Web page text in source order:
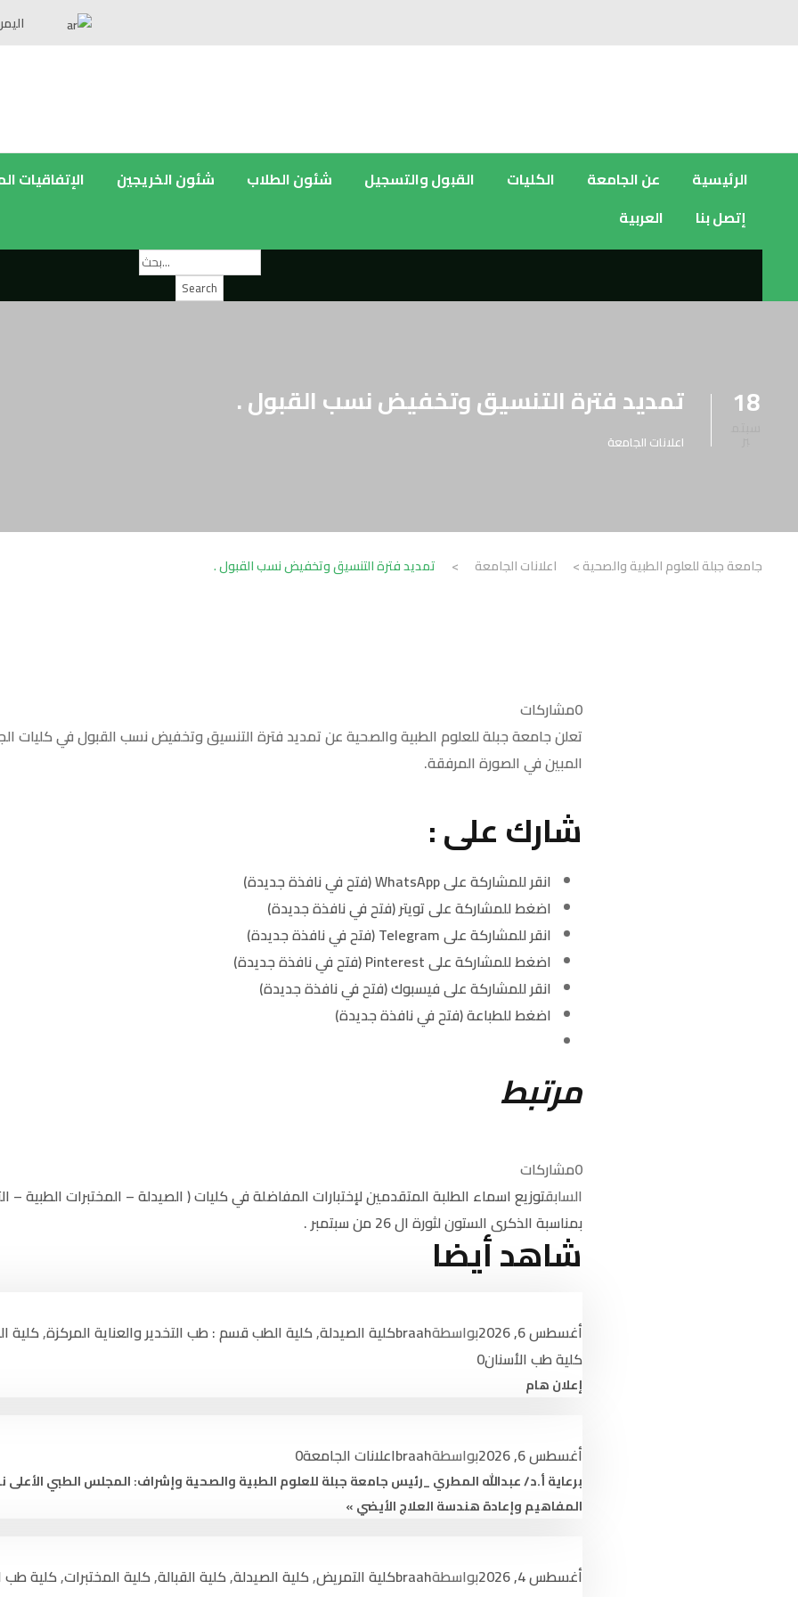
الرئيسية عن الجامعة الكليات القبول والتسجيل شئون الطلاب شئون الخريجين الإتفاقيات
إتصل بنا
العربية
18 تمديد فترة التنسيق وتخفيض نسب القبول .
اعلانات الجامعة
جامعة جبلة للعلوم الطبية والصحية> اعلانات الجامعة > تمديد فترة التنسيق وتخفيض نسب القبول .
0مشاركات
تعلن جامعة جبلة للعلوم الطبية والصحية عن تمديد فترة التنسيق وتخفيض نسب القبول في كليات
المبين في الصورة المرفقة.
شارك على :
انقر للمشاركة على WhatsApp (فتح في نافذة جديدة)
اضغط للمشاركة على تويتر (فتح في نافذة جديدة)
انقر للمشاركة على Telegram (فتح في نافذة جديدة)
اضغط للمشاركة على Pinterest (فتح في نافذة جديدة)
انقر للمشاركة على فيسبوك (فتح في نافذة جديدة)
اضغط للطباعة (فتح في نافذة جديدة)
مرتبط
0مشاركات
السابقتوزيع اسماء الطلبة المتقدمين لإختبارات المفاضلة في كليات ( الصيدلة – المختبرات الطبية –
بمناسبة الذكرى الستون لثورة ال 26 من سبتمبر .
شاهد أيضا
أغسطس 6, 2026 بواسطةbraahكلية الصيدلة,كلية الطب قسم : طب التخدير والعناية المركزة,كلية
كلية طب الأسنان0
إعلان هام
أغسطس 6, 2026 بواسطةbraahاعلانات الجامعة0
برعاية أ.د/ عبدالله المطري _رئيس جامعة جبلة للعلوم الطبية والصحية وإشراف: المجلس الطبي
المفاهيم وإعادة هندسة العلاج الأيضي »
أغسطس 4, 2026 بواسطةbraahكلية التمريض,كلية الصيدلة,كلية القبالة,كلية المختبرات,كلية طب
جامعة جبلة
نبــــذة عـن الجـــامعـة
لوائح وأنظمة الجامعة
الخدمات الإلكترونية
الإذاعــة الإلكترونية
بوابة الخريجين